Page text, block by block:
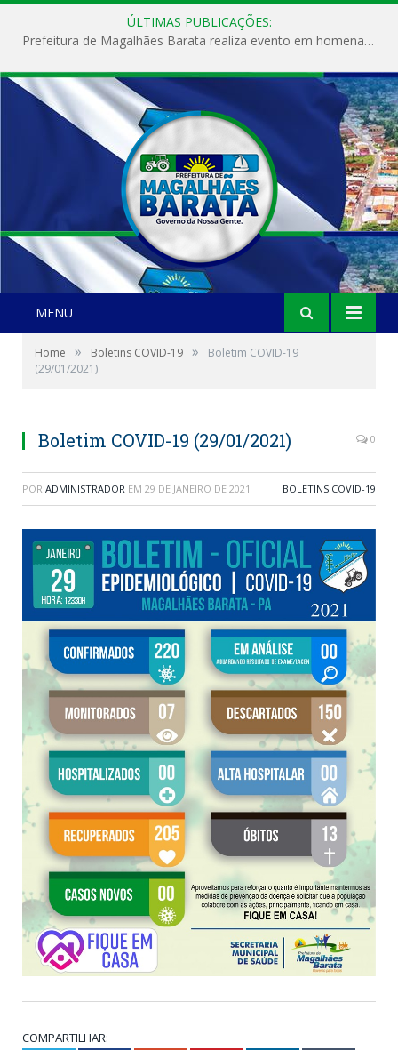
ÚLTIMAS PUBLICAÇÕES:
Prefeitura de Magalhães Barata realiza evento em homenagem ao Dia Internacional da Mulher
MENU
Home » Boletins COVID-19 »
Boletim COVID-19
(29/01/2021)
Boletim COVID-19 (29/01/2021) 0
POR ADMINISTRADOR EM 29 DE JANEIRO DE 2021 BOLETINS COVID-19
COMPARTILHAR: